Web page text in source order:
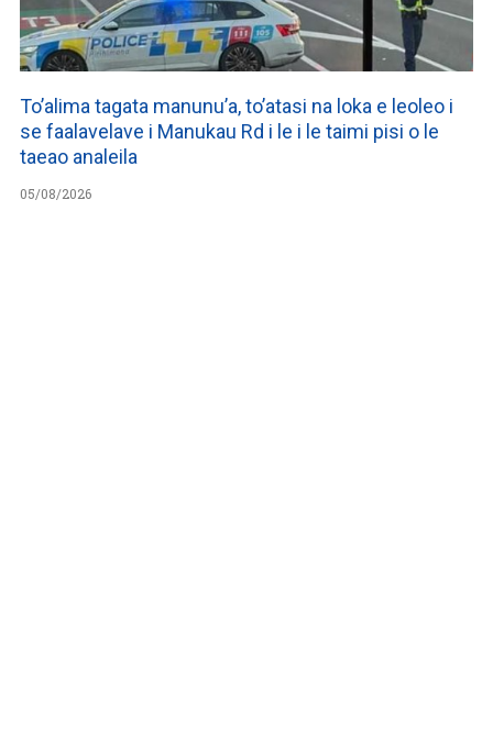
To’alima tagata manunu’a, to’atasi na loka e leoleo i
se faalavelave i Manukau Rd i le i le taimi pisi o le
taeao analeila
05/08/2026